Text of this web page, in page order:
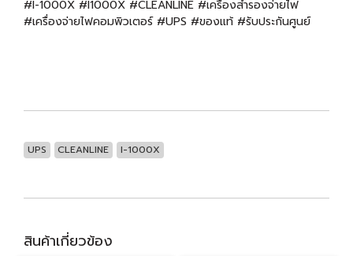
#I-1000X #I1000X #CLEANLINE #เครื่องสำรองจ่ายไฟ
#เครื่องจ่ายไฟคอมพิวเตอร์ #UPS #ของแท้ #รับประกันศูนย์
UPS CLEANLINE I-1000X
สินค้าเกี่ยวข้อง